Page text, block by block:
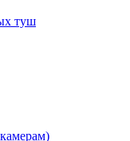
туш